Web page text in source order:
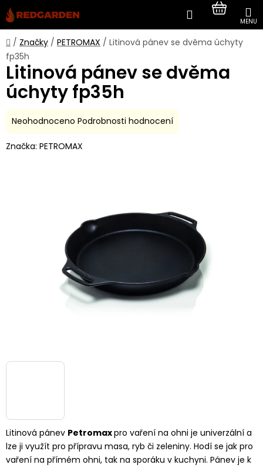
Přejít
na
obsah
Hledat
KOŠÍK
Domů
/ Značky / PETROMAX / Litinová pánev se dvěma úchyty
fp35h
Litinová pánev Petromaxpro vaření na ohni je univerzální a
lze ji využít pro přípravu masa, ryb či zeleniny. Hodí se jak pro
vaření na přímém ohni, tak na sporáku v kuchyni. Pánev je k
Litinová pánev se dvěma
úchyty fp35h
Průměrné
produktu
Neohodnoceno Podrobnosti hodnocení
Značka: PETROMAX